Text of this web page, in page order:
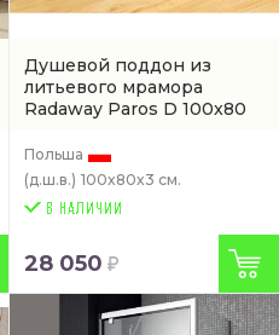
Душевой поддон из
литьевого мрамора
Radaway Paros D 100x80
Польша
(д.ш.в.) 100x80x3 см.
28 050